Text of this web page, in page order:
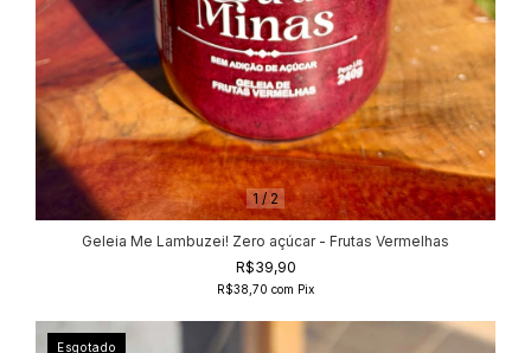
1 / 2
Geleia Me Lambuzei! Zero açúcar - Frutas Vermelhas
R$39,90
R$38,70 com Pix
Esgotado